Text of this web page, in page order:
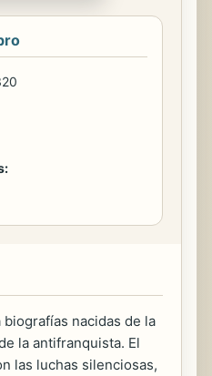
nacidas de la
la antifranquista. El
las luchas silenciosas,